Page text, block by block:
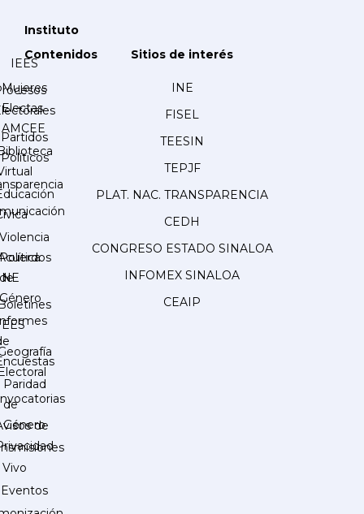
Instituto
IEES
Partidos
Políticos
de
Contenidos
Mujeres
Electas
AMCEE
Violencia
Política
de
Género
Paridad
de
Género
Eventos
Sitios de interés
INE
FISEL
TEESIN
TEPJF
PLAT. NAC. TRANSPARENCIA
CEDH
CONGRESO ESTADO SINALOA
INFOMEX SINALOA
CEAIP